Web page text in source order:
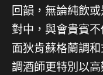
回韻，無論純飲
對中，與會貴賓
面狄肯蘇格蘭調
調酒師更特別以高